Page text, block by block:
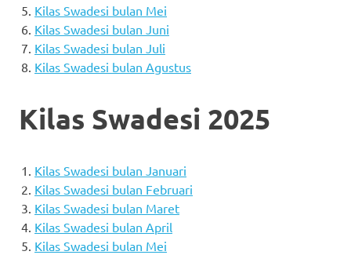
Kilas Swadesi bulan Mei
Kilas Swadesi bulan Juni
Kilas Swadesi bulan Juli
Kilas Swadesi bulan Agustus
Kilas Swadesi 2025
Kilas Swadesi bulan Januari
Kilas Swadesi bulan Februari
Kilas Swadesi bulan Maret
Kilas Swadesi bulan April
Kilas Swadesi bulan Mei